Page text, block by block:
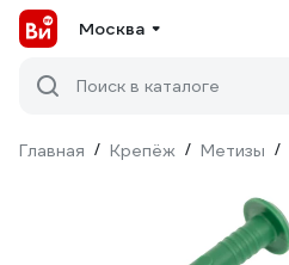
Москва
Поиск в каталоге
Главная / Крепёж / Метизы /